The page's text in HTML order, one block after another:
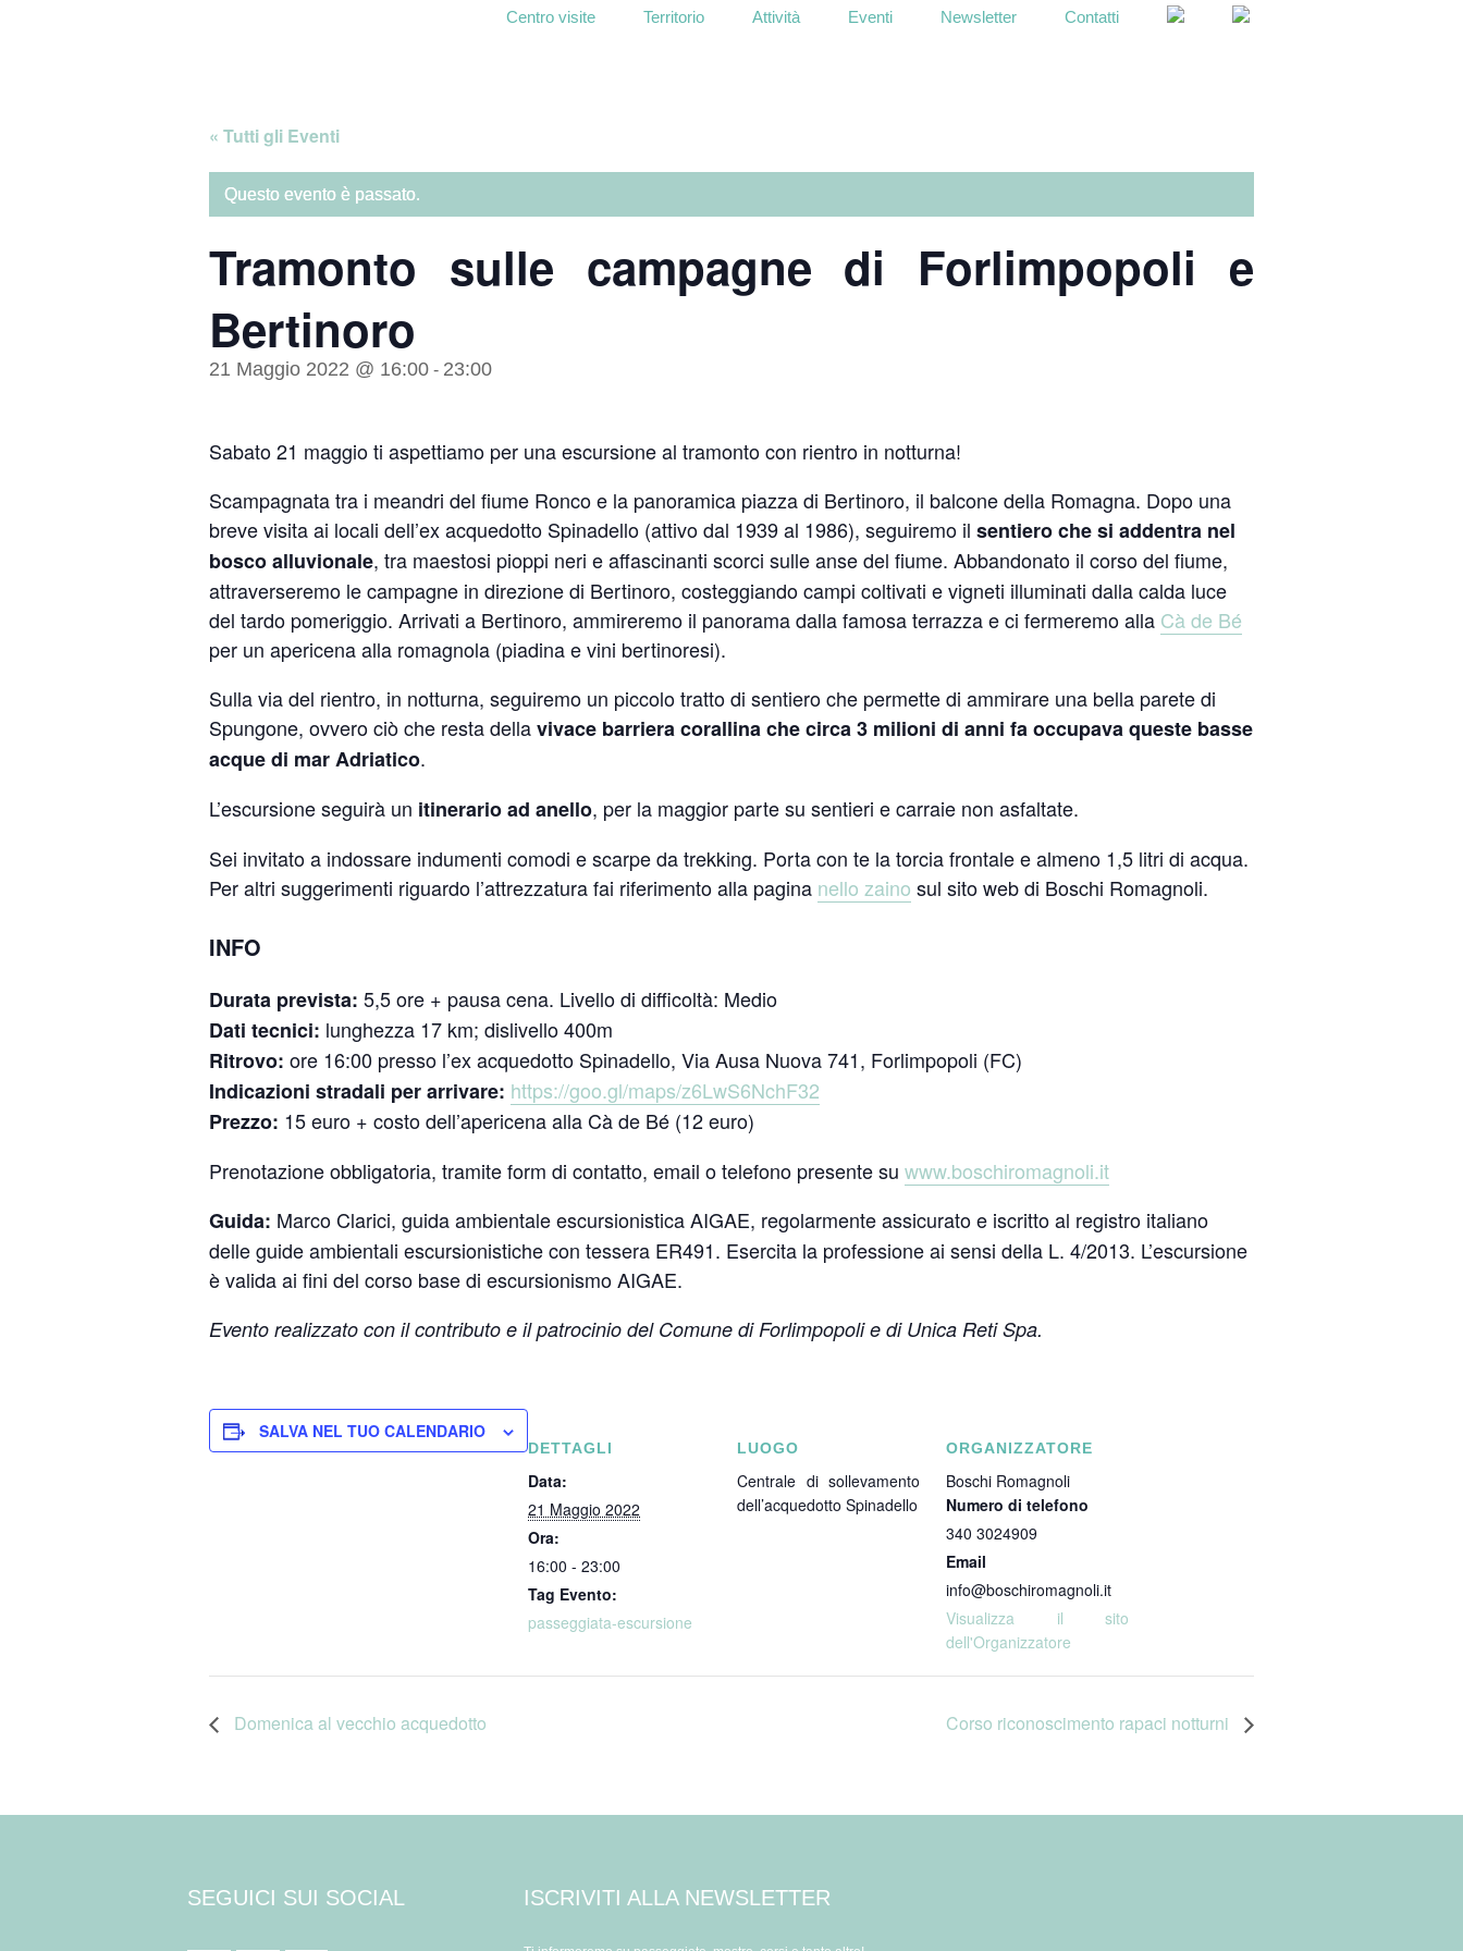
Centro visite Territorio Attività Eventi Newsletter Contatti
« Tutti gli Eventi
Questo evento è passato.
Tramonto sulle campagne di Forlimpopoli e
Bertinoro
21 Maggio 2022 @ 16:00 - 23:00
Sabato 21 maggio ti aspettiamo per una escursione al tramonto con rientro in notturna!
Scampagnata tra i meandri del fiume Ronco e la panoramica piazza di Bertinoro, il balcone della Romagna. Dopo una
breve visita ai locali dell’ex acquedotto Spinadello (attivo dal 1939 al 1986), seguiremo il sentiero che si addentra nel
bosco alluvionale, tra maestosi pioppi neri e affascinanti scorci sulle anse del fiume. Abbandonato il corso del fiume,
attraverseremo le campagne in direzione di Bertinoro, costeggiando campi coltivati e vigneti illuminati dalla calda luce
del tardo pomeriggio. Arrivati a Bertinoro, ammireremo il panorama dalla famosa terrazza e ci fermeremo alla Cà de Bé
per un apericena alla romagnola (piadina e vini bertinoresi).
Sulla via del rientro, in notturna, seguiremo un piccolo tratto di sentiero che permette di ammirare una bella parete di
Spungone, ovvero ciò che resta dellavivace barriera corallina che circa 3 milioni di anni fa occupava queste basse
acque di mar Adriatico.
L’escursione seguirà un itinerario ad anello, per la maggior parte su sentieri e carraie non asfaltate.
Sei invitato a indossare indumenti comodi e scarpe da trekking. Porta con te la torcia frontale e almeno 1,5 litri di acqua.
Per altri suggerimenti riguardo l’attrezzatura fai riferimento alla pagina nello zaino sul sito web di Boschi Romagnoli.
INFO
Durata prevista: 5,5 ore + pausa cena. Livello di difficoltà: Medio
Dati tecnici: lunghezza 17 km; dislivello 400m
Ritrovo: ore 16:00 presso l’ex acquedotto Spinadello, Via Ausa Nuova 741, Forlimpopoli (FC)
Indicazioni stradali per arrivare: https://goo.gl/maps/z6LwS6NchF32
Prezzo: 15 euro + costo dell’apericena alla Cà de Bé (12 euro)
Prenotazione obbligatoria, tramite form di contatto, email o telefono presente su www.boschiromagnoli.it
Guida: Marco Clarici, guida ambientale escursionistica AIGAE, regolarmente assicurato e iscritto al registro italiano
delle guide ambientali escursionistiche con tessera ER491. Esercita la professione ai sensi della L. 4/2013. L’escursione
è valida ai fini del corso base di escursionismo AIGAE.
Evento realizzato con il contributo e il patrocinio del Comune di Forlimpopoli e di Unica Reti Spa.
SALVA NEL TUO CALENDARIO
DETTAGLI
Data:
21 Maggio 2022
Ora:
16:00 - 23:00
Tag Evento:
passeggiata-escursione
LUOGO
Centrale di sollevamento
dell’acquedotto Spinadello
ORGANIZZATORE
Boschi Romagnoli
Numero di telefono
340 3024909
Email
info@boschiromagnoli.it
Visualizza il sito
dell'Organizzatore
Domenica al vecchio acquedotto Corso riconoscimento rapaci notturni
SEGUICI SUI SOCIAL ISCRIVITI ALLA NEWSLETTER